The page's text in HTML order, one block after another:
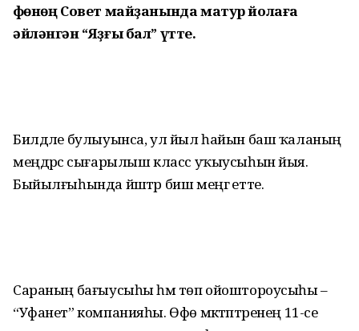
Өфөнөң Совет майҙанында матур йолаға
әйләнгән “Яҙғы бал” үтте.
Билдәле булыуынса, ул йыл һайын баш ҡаланың
меңдәрсә сығарылыш класс уҡыусыһын йыя.
Быйылғыһында йәштәр биш меңгә етте.
Сараның бағыусыһы һәм төп ойоштороусыһы –
“Уфанет” компанияһы. Өфө мәктәптәренең 11-се